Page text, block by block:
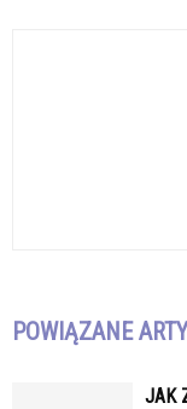
POWIĄZANE
JAK